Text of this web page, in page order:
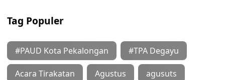
Tag Populer
#PAUD Kota Pekalongan #TPA Degayu
Acara Tirakatan Agustus agusuts